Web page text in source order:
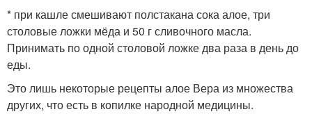
* при кашле смешивают полстакана сока алое, три
столовые ложки мёда и 50 г сливочного масла.
Принимать по одной столовой ложке два раза в день до
еды.
Это лишь некоторые рецепты алое Вера из множества
других, что есть в копилке народной медицины.